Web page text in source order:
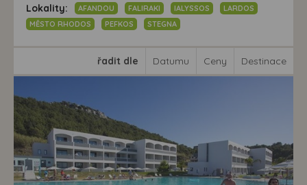
Lokality: AFANDOU FALIRAKI IALYSSOS
LARDOS
MĚSTO RHODOS
PEFKOS STEGNA
řadit dle Datumu Ceny Destinace